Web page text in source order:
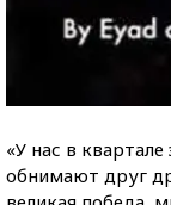
«У нас в
обнимают друг